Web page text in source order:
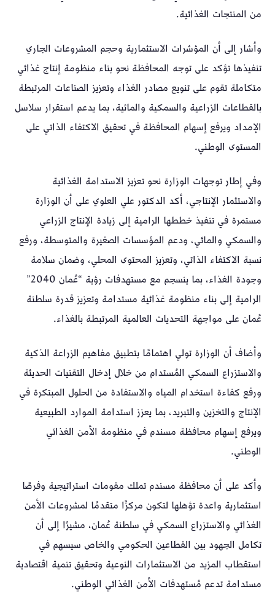
من المنتجات الغذائية.
وأشار إلى أن المؤشرات الاستثمارية وحجم المشروعات الجاري
تنفيذها تؤكد على توجه المحافظة نحو بناء منظومة إنتاج غذائي
متكاملة تقوم على تنويع مصادر الغذاء وتعزيز الصناعات المرتبطة
بالقطاعات الزراعية والسمكية والمائية، بما يدعم استقرار سلاسل
الإمداد ويرفع إسهام المحافظة في تحقيق الاكتفاء الذاتي على
المستوى الوطني.
وفي إطار توجهات الوزارة نحو تعزيز الاستدامة الغذائية
والاستثمار الإنتاجي، أكد الدكتور علي العلوي على أن الوزارة
مستمرة في تنفيذ خططها الرامية إلى زيادة الإنتاج الزراعي
والسمكي والمائي، ودعم المؤسسات الصغيرة والمتوسطة، ورفع
نسبة الاكتفاء الذاتي، وتعزيز المحتوى المحلي، وضمان سلامة
وجودة الغذاء، بما ينسجم مع مستهدفات رؤية “عُمان 2040”
الرامية إلى بناء منظومة غذائية مستدامة وتعزيز قدرة سلطنة
عُمان على مواجهة التحديات العالمية المرتبطة بالغذاء.
وأضاف أن الوزارة تولي اهتمامًا بتطبيق مفاهيم الزراعة الذكية
والاستزراع السمكي المُستدام من خلال إدخال التقنيات الحديثة
ورفع كفاءة استخدام المياه والاستفادة من الحلول المبتكرة في
الإنتاج والتخزين والتبريد، بما يعزز استدامة الموارد الطبيعية
ويرفع إسهام محافظة مسندم في منظومة الأمن الغذائي
الوطني.
وأكد على أن محافظة مسندم تملك مقومات استراتيجية وفرصًا
استثمارية واعدة تؤهلها لتكون مركزًا متقدمًا لمشروعات الأمن
الغذائي والاستزراع السمكي في سلطنة عُمان، مشيرًا إلى أن
تكامل الجهود بين القطاعين الحكومي والخاص سيسهم في
استقطاب المزيد من الاستثمارات النوعية وتحقيق تنمية اقتصادية
مستدامة تدعم مُستهدفات الأمن الغذائي الوطني.